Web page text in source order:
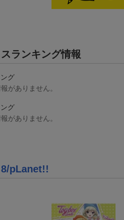
ランキング情報
グ
がありません。
グ
がありません。
8/pLanet!!